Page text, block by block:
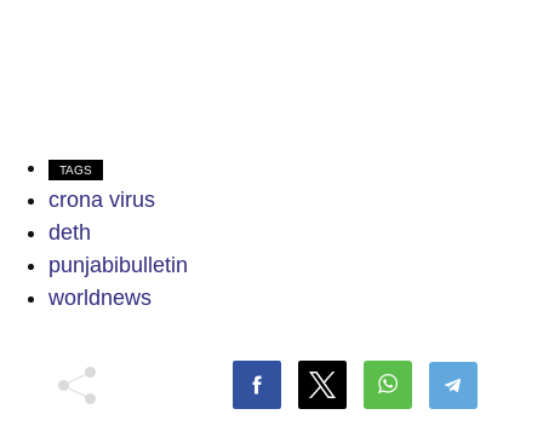
TAGS
crona virus
deth
punjabibulletin
worldnews